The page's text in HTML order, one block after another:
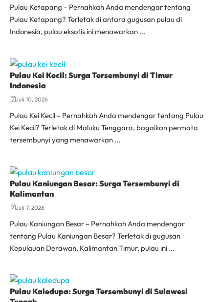
Pulau Ketapang – Pernahkah Anda mendengar tentang
Pulau Ketapang? Terletak di antara gugusan pulau di
Indonesia, pulau eksotis ini menawarkan ...
Pulau Kei Kecil: Surga Tersembunyi di Timur
Indonesia
Juli 10, 2026
Pulau Kei Kecil – Pernahkah Anda mendengar tentang Pulau
Kei Kecil? Terletak di Maluku Tenggara, bagaikan permata
tersembunyi yang menawarkan ...
Pulau Kaniungan Besar: Surga Tersembunyi di
Kalimantan
Juli 7, 2026
Pulau Kaniungan Besar – Pernahkah Anda mendengar
tentang Pulau Kaniungan Besar? Terletak di gugusan
Kepulauan Derawan, Kalimantan Timur, pulau ini ...
Pulau Kaledupa: Surga Tersembunyi di Sulawesi